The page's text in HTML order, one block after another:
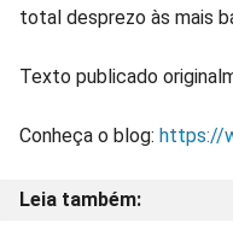
total desprezo às mais
Texto publicado
Conheça o blog: https://